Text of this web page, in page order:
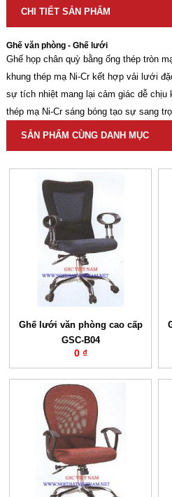
CHI TIẾT SẢN PHẨM
Ghế văn phòng - Ghế lưới
Ghế họp chân quỳ bằng ống thép tròn
khung thép mạ Ni-Cr kết hợp vải lưới
sự tích nhiệt mang lại cảm giác dễ chịu
thép mạ Ni-Cr sáng bóng tạo sự sang
SẢN PHẨM CÙNG DANH MỤC
Ghế lưới văn phòng cao cấp
GSC-B04
0 ₫